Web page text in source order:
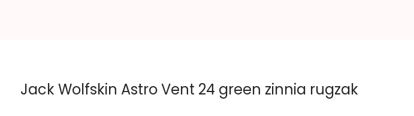
Jack Wolfskin Astro Vent 24 green zinnia rugzak